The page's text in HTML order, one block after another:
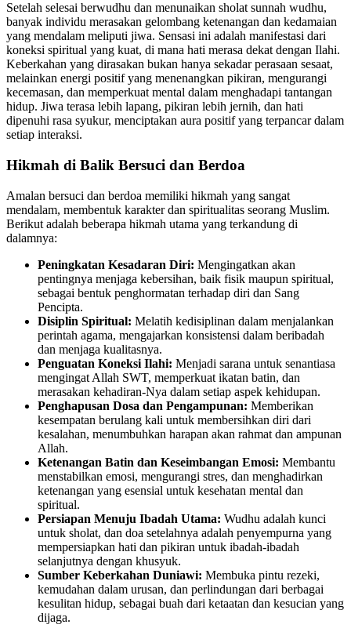
Setelah selesai berwudhu dan menunaikan sholat sunnah wudhu,
banyak individu merasakan gelombang ketenangan dan kedamaian
yang mendalam meliputi jiwa. Sensasi ini adalah manifestasi dari
koneksi spiritual yang kuat, di mana hati merasa dekat dengan Ilahi.
Keberkahan yang dirasakan bukan hanya sekadar perasaan sesaat,
melainkan energi positif yang menenangkan pikiran, mengurangi
kecemasan, dan memperkuat mental dalam menghadapi tantangan
hidup. Jiwa terasa lebih lapang, pikiran lebih jernih, dan hati
dipenuhi rasa syukur, menciptakan aura positif yang terpancar dalam
setiap interaksi.
Hikmah di Balik Bersuci dan Berdoa
Amalan bersuci dan berdoa memiliki hikmah yang sangat
mendalam, membentuk karakter dan spiritualitas seorang Muslim.
Berikut adalah beberapa hikmah utama yang terkandung di
dalamnya:
Peningkatan Kesadaran Diri: Mengingatkan akan
pentingnya menjaga kebersihan, baik fisik maupun spiritual,
sebagai bentuk penghormatan terhadap diri dan Sang
Pencipta.
Disiplin Spiritual: Melatih kedisiplinan dalam menjalankan
perintah agama, mengajarkan konsistensi dalam beribadah
dan menjaga kualitasnya.
Penguatan Koneksi Ilahi: Menjadi sarana untuk senantiasa
mengingat Allah SWT, memperkuat ikatan batin, dan
merasakan kehadiran-Nya dalam setiap aspek kehidupan.
Penghapusan Dosa dan Pengampunan: Memberikan
kesempatan berulang kali untuk membersihkan diri dari
kesalahan, menumbuhkan harapan akan rahmat dan ampunan
Allah.
Ketenangan Batin dan Keseimbangan Emosi: Membantu
menstabilkan emosi, mengurangi stres, dan menghadirkan
ketenangan yang esensial untuk kesehatan mental dan
spiritual.
Persiapan Menuju Ibadah Utama: Wudhu adalah kunci
untuk sholat, dan doa setelahnya adalah penyempurna yang
mempersiapkan hati dan pikiran untuk ibadah-ibadah
selanjutnya dengan khusyuk.
Sumber Keberkahan Duniawi: Membuka pintu rezeki,
kemudahan dalam urusan, dan perlindungan dari berbagai
kesulitan hidup, sebagai buah dari ketaatan dan kesucian yang
dijaga.